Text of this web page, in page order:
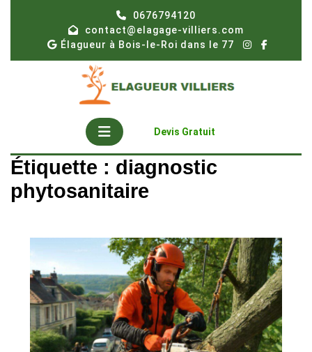
0676794120
contact@elagage-villiers.com
Élagueur à Bois-le-Roi dans le 77
Open
Button
Devis Gratuit
Étiquette : diagnostic
phytosanitaire